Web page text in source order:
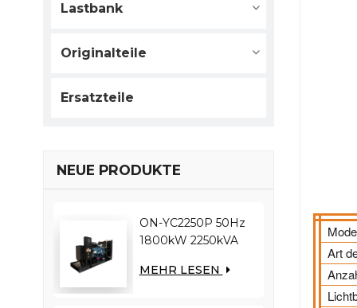
Lastbank
Originalteile
Ersatzteile
NEUE PRODUKTE
ON-YC2250P 50Hz
1800kW 2250kVA
YC12VC3000-D30
MEHR LESEN
Art